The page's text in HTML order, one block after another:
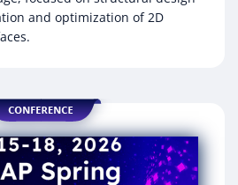
and optimization of 2D